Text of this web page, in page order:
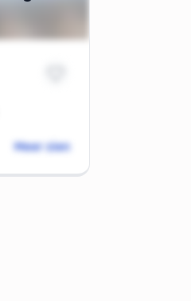
Meer zien